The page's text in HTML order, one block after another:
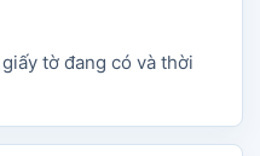
tờ đang có và thời